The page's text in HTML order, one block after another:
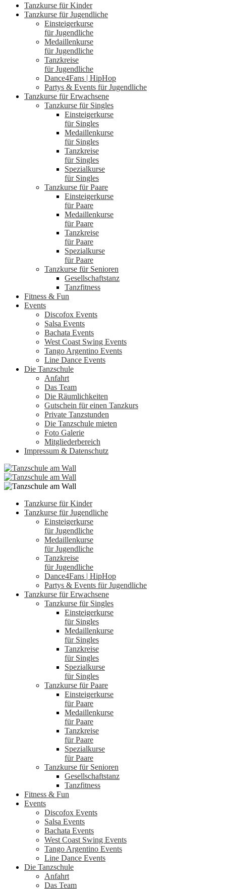
Tanzkurse für Kinder
Tanzkurse für Jugendliche
Einsteigerkurse
für Jugendliche
Medaillenkurse
für Jugendliche
Tanzkreise
für Jugendliche
Dance4Fans | HipHop
Partys & Events für Jugendliche
Tanzkurse für Erwachsene
Tanzkurse für Singles
Einsteigerkurse
für Singles
Medaillenkurse
für Singles
Tanzkreise
für Singles
Spezialkurse
für Singles
Tanzkurse für Paare
Einsteigerkurse
für Paare
Medaillenkurse
für Paare
Tanzkreise
für Paare
Spezialkurse
für Paare
Tanzkurse für Senioren
Gesellschaftstanz
Tanzfitness
Fitness & Fun
Events
Discofox Events
Salsa Events
Bachata Events
West Coast Swing Events
Tango Argentino Events
Line Dance Events
Die Tanzschule
Anfahrt
Das Team
Die Räumlichkeiten
Gutschein für einen Tanzkurs
Private Tanzstunden
Die Tanzschule mieten
Foto Galerie
Mitgliederbereich
Impressum & Datenschutz
Tanzkurse für Kinder
Tanzkurse für Jugendliche
Einsteigerkurse
für Jugendliche
Medaillenkurse
für Jugendliche
Tanzkreise
für Jugendliche
Dance4Fans | HipHop
Partys & Events für Jugendliche
Tanzkurse für Erwachsene
Tanzkurse für Singles
Einsteigerkurse
für Singles
Medaillenkurse
für Singles
Tanzkreise
für Singles
Spezialkurse
für Singles
Tanzkurse für Paare
Einsteigerkurse
für Paare
Medaillenkurse
für Paare
Tanzkreise
für Paare
Spezialkurse
für Paare
Tanzkurse für Senioren
Gesellschaftstanz
Tanzfitness
Fitness & Fun
Events
Discofox Events
Salsa Events
Bachata Events
West Coast Swing Events
Tango Argentino Events
Line Dance Events
Die Tanzschule
Anfahrt
Das Team